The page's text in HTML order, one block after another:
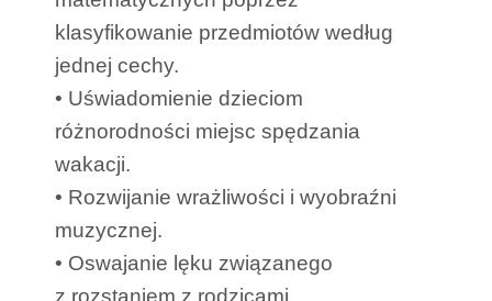
klasyfikowanie przedmiotów według
jednej cechy.
• Uświadomienie dzieciom
różnorodności miejsc spędzania
wakacji.
• Rozwijanie wrażliwości i wyobraźni
muzycznej.
• Oswajanie lęku związanego
z rozstaniem z rodzicami.